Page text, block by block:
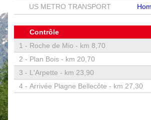
US METRO TRANSPORT
Contrôle
1 - Roche de Mio - km 8,70
2 - Plan Bois - km 20,70
3 - L'Arpette - km 23,90
4 - Arrivée Plagne Bellecôte - km 27,30